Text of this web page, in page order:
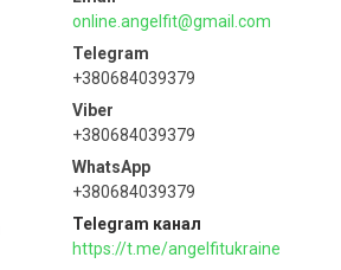
online.angelfit@gmail.com
+380684039379
+380684039379
+380684039379
Telegram канал
https://t.me/angelfitukraine